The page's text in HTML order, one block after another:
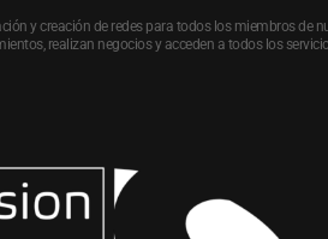
y creación de redes para todos los miembros de
realizan negocios y acceden a todos los